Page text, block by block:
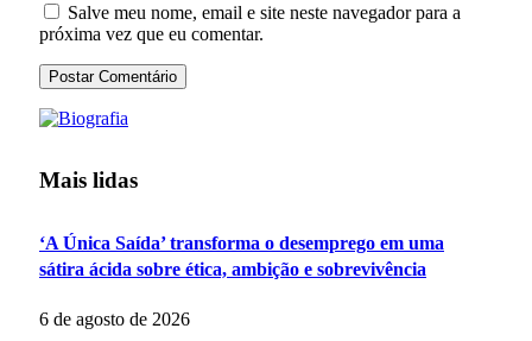
Salve meu nome, email e site neste navegador para a
próxima vez que eu comentar.
Mais lidas
‘A Única Saída’ transforma o desemprego em uma
sátira ácida sobre ética, ambição e sobrevivência
6 de agosto de 2026